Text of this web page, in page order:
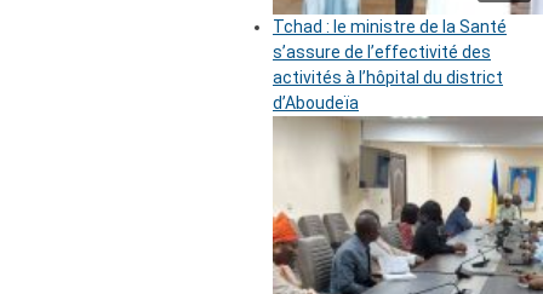
Tchad : le ministre de la Santé
s’assure de l’effectivité des
activités à l’hôpital du district
d’Aboudeïa